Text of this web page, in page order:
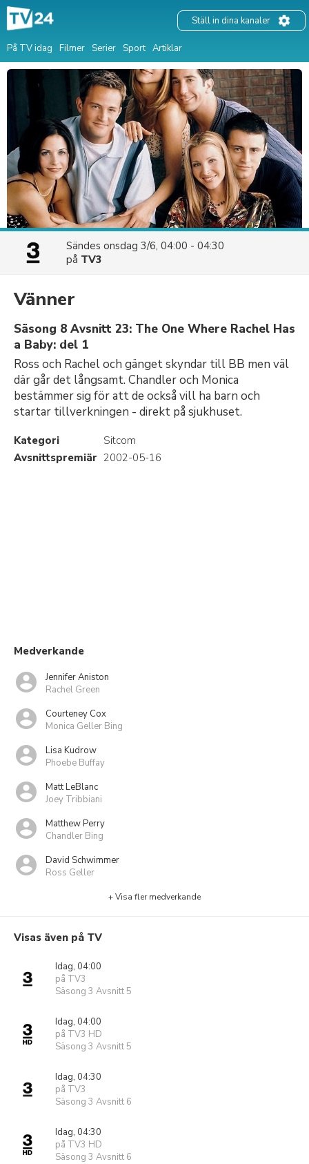
På TV idag Filmer Serier Sport Artiklar
Ställ in dina kanaler
Sändes onsdag 3/6, 04:00 - 04:30
på TV3
Vänner
Säsong 8 Avsnitt 23: The One Where Rachel Has
a Baby: del 1
Ross och Rachel och gänget skyndar till BB men väl
där går det långsamt. Chandler och Monica
bestämmer sig för att de också vill ha barn och
startar tillverkningen - direkt på sjukhuset.
Kategori
Sitcom
Avsnittspremiär 2002-05-16
Medverkande
Jennifer Aniston
Rachel Green
Courteney Cox
Monica Geller Bing
Lisa Kudrow
Phoebe Buffay
Matt LeBlanc
Joey Tribbiani
Matthew Perry
Chandler Bing
David Schwimmer
Ross Geller
+ Visa fler medverkande
Visas även på TV
Idag, 04:00
på TV3
Säsong 3 Avsnitt 5
Idag, 04:00
på TV3 HD
Säsong 3 Avsnitt 5
Idag, 04:30
på TV3
Säsong 3 Avsnitt 6
Idag, 04:30
på TV3 HD
Säsong 3 Avsnitt 6